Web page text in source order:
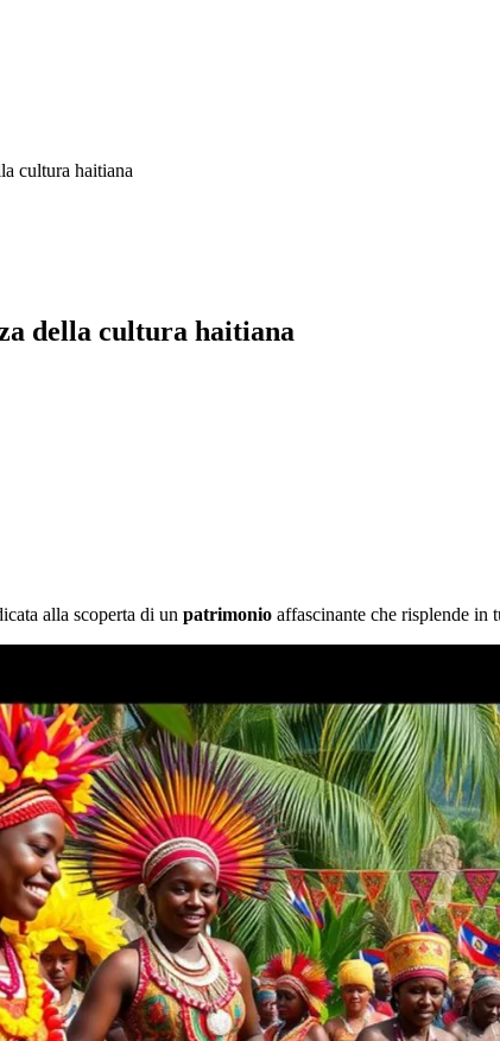
cultura haitiana
della cultura haitiana
alla scoperta di un patrimonio affascinante che risplende in